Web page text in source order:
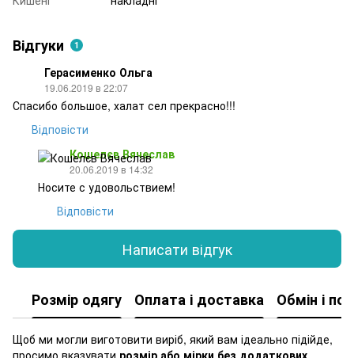
Відгуки 1
Герасименко Ольга
19.06.2019 в 22:07
Спасибо большое, халат сел прекрасно!!!
Відповісти
Кошелєв Вячеслав
20.06.2019 в 14:32
Носите с удовольствием!
Відповісти
Написати відгук
Розмір одягу Оплата і доставка Обмін і
Щоб ми могли виготовити виріб, який вам ідеально підійде,
просимо вказувати розмір або мірки без додаткових